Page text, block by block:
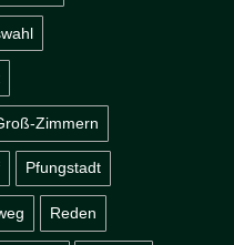
Zimmern
Pfungstadt
Reden